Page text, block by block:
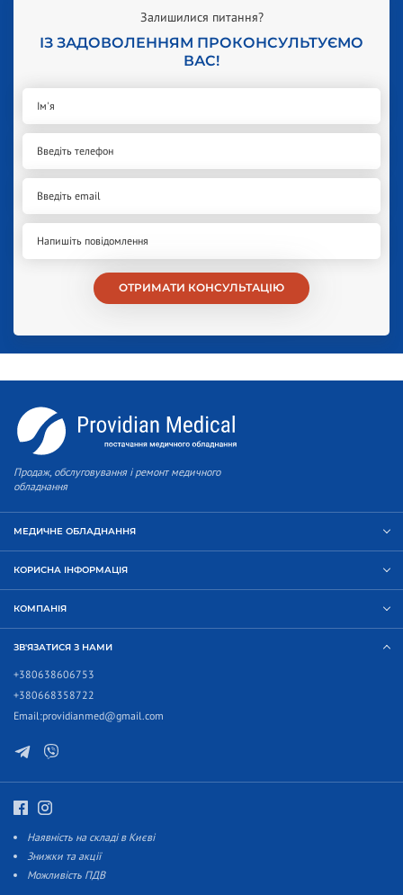
Залишилися питання?
ІЗ ЗАДОВОЛЕННЯМ ПРОКОНСУЛЬТУЄМО
ВАС!
ОТРИМАТИ КОНСУЛЬТАЦІЮ
Продаж, обслуговування і ремонт медичного
обладнання
МЕДИЧНЕ ОБЛАДНАННЯ
КОРИСНА ІНФОРМАЦІЯ
КОМПАНІЯ
ЗВ'ЯЗАТИСЯ З НАМИ
+380638606753
+380668358722
Email:providianmed@gmail.com
Наявність на складі в Києві
Знижки та акції
Можливість ПДВ